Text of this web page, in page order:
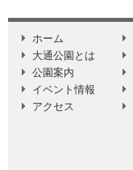
ホーム
大通公園とは
公園案内
イベント情報
アクセス